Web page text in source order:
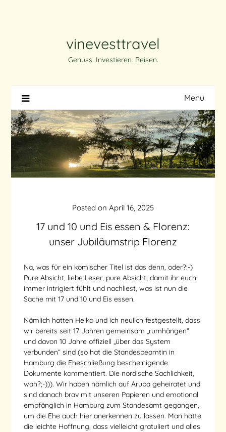
vinevesttravel
Genuss. Investieren. Reisen.
Menu
17 und 10 und Eis essen & Florenz:
unser Jubiläumstrip Florenz
Posted on April 16, 2025
Na, was für ein komischer Titel ist das denn, oder?:-)
Pure Absicht, liebe Leser, pure Absicht; damit ihr euch
immer intrigiert fühlt und nachliest, was ist nun die
Sache mit 17 und 10 und Eis essen.
Nämlich hatten Heiko und ich neulich festgestellt, dass
wir bereits seit 17 Jahren gemeinsam „rumhängen“
und davon 10 Jahre offiziell „über das System
verbunden“ sind (so hat die Standesbeamtin in
Hamburg die Eheschließung bescheinigende
Dokumente kommentiert. Die nordische Sachlichkeit,
wah?;-))). Wir haben nämlich auf Aruba geheiratet und
sind danach brav mit unseren Papieren und emotional
empfänglich in Hamburg zum Standesamt gegangen,
um die Ehe auch hier anerkennen zu lassen. Man hatte
die leichte Hoffnung, dass vielleicht gratuliert und alles